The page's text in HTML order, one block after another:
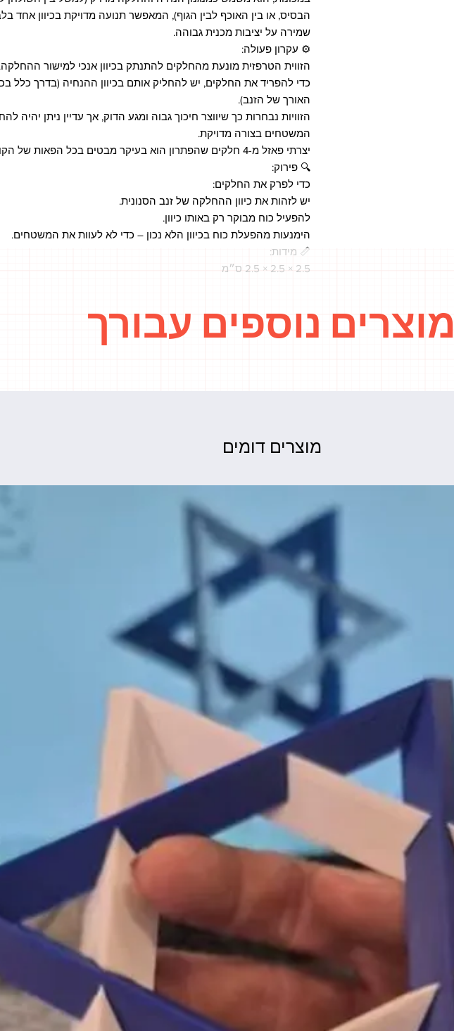
הבסיס, או בין האוכף לבין הגוף), המאפשר תנועה מדויקת בכיוון אחד
שמירה על יציבות מכנית גבוהה.
⚙️ עקרון פעולה:
הזווית הטרפזית מונעת מהחלקים להתנתק בכיוון אנכי למישור ההחלקה.
כדי להפריד את החלקים, יש להחליק אותם בכיוון ההנחיה (בדרך כלל
האורך של הזנב).
הזוויות נבחרות כך שיווצר חיכוך גבוה ומגע הדוק, אך עדיין ניתן יהיה
המשטחים בצורה מדויקת.
יצרתי פאזל מ-4 חלקים שהפתרון הוא בעיקר מבטים בכל הפאות של הקוביה
🔍 פירוק:
כדי לפרק את החלקים:
יש לזהות את כיוון ההחלקה של זנב הסנונית.
להפעיל כוח מבוקר רק באותו כיוון.
הימנעות מהפעלת כוח בכיוון הלא נכון – כדי לא לעוות את המשטחים.
📏 מידות:
2.5 × 2.5 × 2.5 ס״מ
מוצרים נוספים עבורך
מוצרים דומים